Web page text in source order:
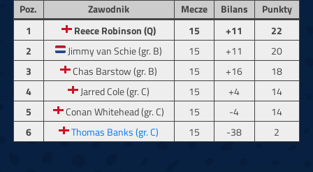
Poz. Zawodnik Mecze Bilans
Punkty
1
Reece Robinson (Q) 15 +11
22
2
Jimmy van Schie (gr. B) 15 +11
20
3
Chas Barstow (gr. B) 15 +16
18
4
Jarred Cole (gr. C) 15 +4
14
5
Conan Whitehead (gr. C) 15 -4
14
6
Thomas Banks (gr. C) 15 -38 2